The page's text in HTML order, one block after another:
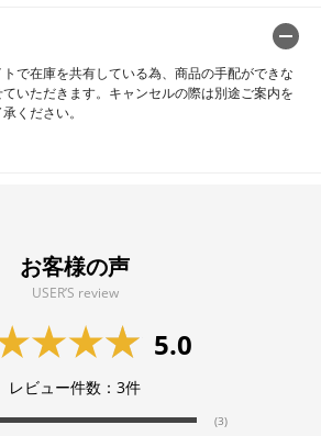
で在庫を共有している為、商品の手配ができな
いただきます。キャンセルの際は別途ご案内を
ください。
お客様の声
USER’S review
5.0
レビュー件数： 3件
(3)